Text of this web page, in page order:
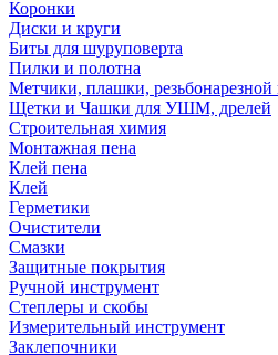
Коронки
Диски и круги
Биты для шуруповерта
Пилки и полотна
Метчики, плашки, резьбонарезной
Щетки и Чашки для УШМ, дрелей
Строительная химия
Монтажная пена
Клей пена
Клей
Герметики
Очистители
Смазки
Защитные покрытия
Ручной инструмент
Степлеры и скобы
Измерительный инструмент
Заклепочники